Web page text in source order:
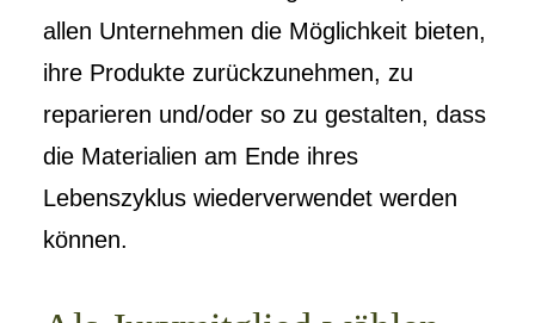
allen Unternehmen die Möglichkeit bieten,
ihre Produkte zurückzunehmen, zu
reparieren und/oder so zu gestalten, dass
die Materialien am Ende ihres
Lebenszyklus wiederverwendet werden
können.